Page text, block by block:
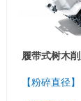
履带式树木
【粉碎直径】